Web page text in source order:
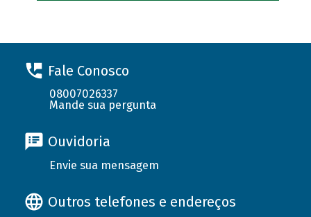
Fale Conosco
08007026337
Mande sua pergunta
Ouvidoria
Envie sua mensagem
Outros telefones e endereços